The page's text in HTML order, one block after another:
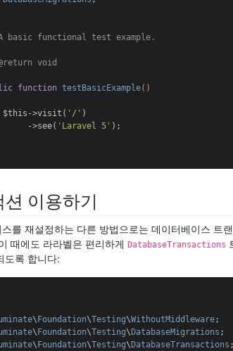
basic functional test example.
void
function testBasicExample()
$this->visit(
'/' )
->see(
'Laravel 5' );
션 이용하기
를 재설정하는 다른 방법으로는 데이터베이스 트
때에도 라라벨은 편리하게 DatabaseTransactions
도록 합니다:
\Foundation\Testing\WithoutMiddleware
\Foundation\Testing\DatabaseMigrations
\Foundation\Testing\DatabaseTransactions ;